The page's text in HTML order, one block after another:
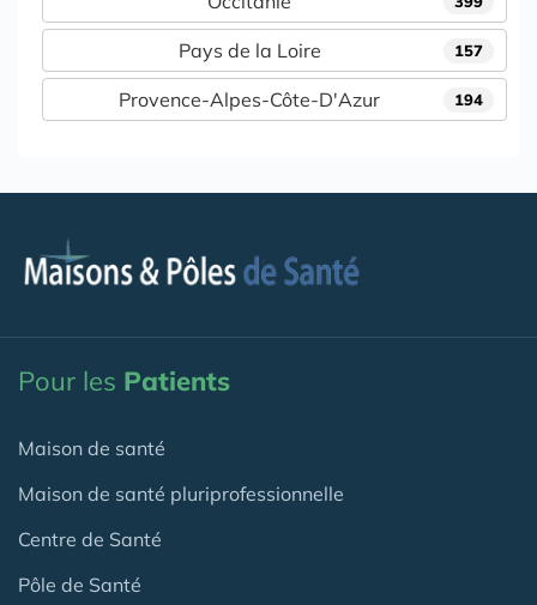
Pays de la Loire 157
Provence-Alpes-Côte-D'Azur 194
Pour les Patients
Maison de santé
Maison de santé pluriprofessionnelle
Centre de Santé
Pôle de Santé